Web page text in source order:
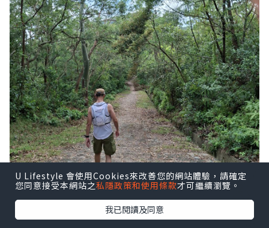
U Lifestyle 會使用Cookies來改善您的網站體驗，請確定
您同意接受本網站之私隱政策和使用條款才可繼續瀏覽。
我已閱讀及同意